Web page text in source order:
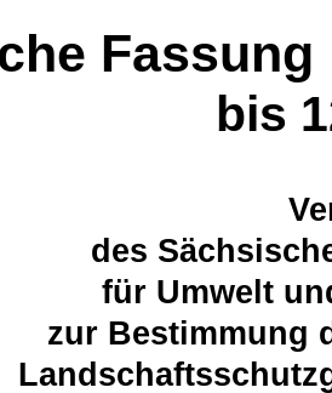
Fassung
bis
des
für Umwelt
zur Bestimmung